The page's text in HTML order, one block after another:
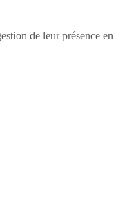
de leur présence en